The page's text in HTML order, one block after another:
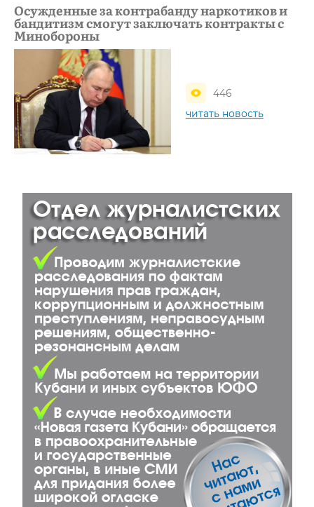
Осужденные за контрабанду наркотиков и
бандитизм смогут заключать контракты с
Минобороны
446
читать новость